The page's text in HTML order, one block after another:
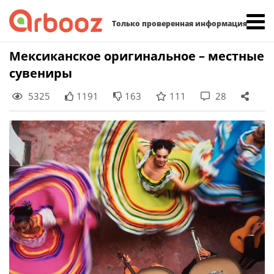
Только проверенная информация
Skip
content
Мексиканское оригинальное – местные
сувениры
5325 1191 163 111 28
Найти: